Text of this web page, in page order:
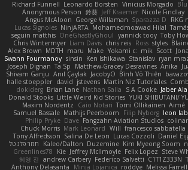
Richard Funnell Leonardo Borsten Vinicius Morgado
Anonymous Person 鈴葵 Jeff Kraemer Nicole Findlay
Angus McAloon George Willaman Sparazza D RKG
Lucas Signoles NinjARTA Mohamedmoawad Hilal
seguin matthis OneGhastlyGhoul yannick tooy Toby
Chris Wintermyer Liam Davis chris reis Ross styles
Alex Brown MDTH maru Make Yokami c: mik Scott
Swann Fourmanoy sinsin Ken Ishikawa Stanislav ryan
Joseph Dignan Ta Sp Matthew-Gracey Desravines Anika
Shivam Ganju Anıl Çaylak JacobyO Bình Võ Thiên
halle stoeppler david jstevens Martín Niz Tutoriales
dokiderg Brian Lane Nathan Salla S A Cooke Jaber
Donald Stooks Little Weird Kid Stories YUKI SHIBUTANI/
Maxim Nordentz
Caio Notari Tomi Ollikainen Aimé
Samuel Bassale Mathijs Peerboom Filip Nyborg leon
Philip Pryke Dave Fangzahn Aviation Studios
Chuck Morris Mark Leonard Will francesco sabbatella
Tony Alfredsson Salina De Leon Lucas Cozzoli Daniel
תמר פלג טל
Kaleo/Dalton Duzemine Kim Myeong Soom
Greenlines78
Kie Jeffrey McIlmoyle Felix Lopez Steve
혜영 전 andrew Carbery Federico Salvetti C1T1Z333N
Anthony Delasanta
Minja Lojanica roddye Melissa Farrell